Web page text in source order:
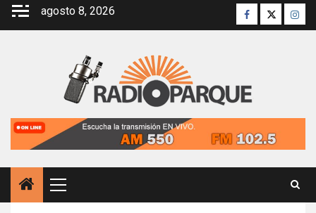
Saltar
agosto 8, 2026 Facebook
Twitter
Menú
principal